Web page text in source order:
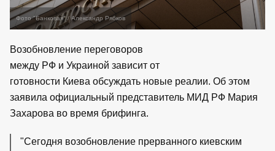
Фото "Банковая" / Александр Рябков
Возобновление переговоров
между РФ и Украиной зависит от
готовности Киева обсуждать новые реалии. Об этом
заявила официальный представитель МИД РФ Мария
Захарова во время брифинга.
"Сегодня возобновление прерванного киевским